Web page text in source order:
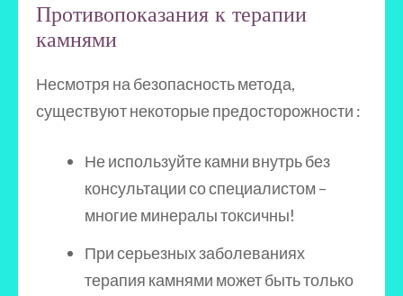
Противопоказания к терапии
камнями
Несмотря на безопасность метода,
существуют некоторые предосторожности :
Не используйте камни внутрь без
консультации со специалистом –
многие минералы токсичны!
При серьезных заболеваниях
терапия камнями может быть только